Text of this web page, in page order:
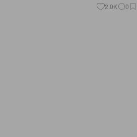
2.0K 0